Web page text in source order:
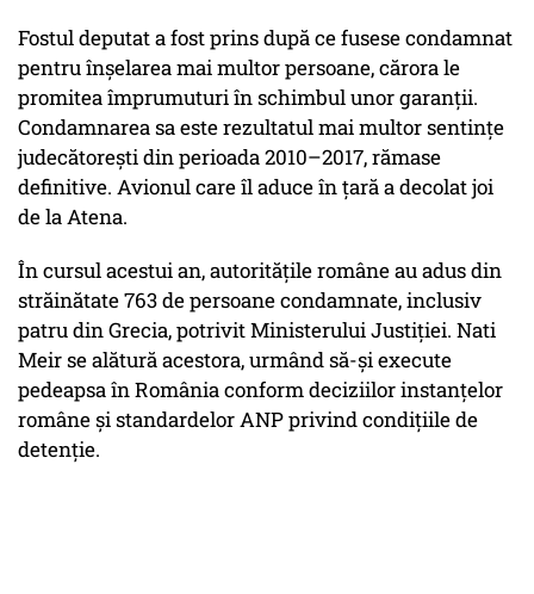
Fostul deputat a fost prins după ce fusese condamnat
pentru înșelarea mai multor persoane, cărora le
promitea împrumuturi în schimbul unor garanții.
Condamnarea sa este rezultatul mai multor sentințe
judecătorești din perioada 2010–2017, rămase
definitive. Avionul care îl aduce în țară a decolat joi
de la Atena.
În cursul acestui an, autoritățile române au adus din
străinătate 763 de persoane condamnate, inclusiv
patru din Grecia, potrivit Ministerului Justiției. Nati
Meir se alătură acestora, urmând să-și execute
pedeapsa în România conform deciziilor instanțelor
române și standardelor ANP privind condițiile de
detenție.